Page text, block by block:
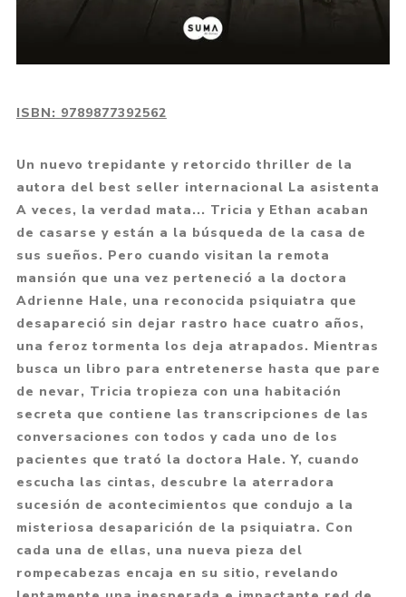
ISBN: 9789877392562
Un nuevo trepidante y retorcido thriller de la
autora del best seller internacional La asistenta
A veces, la verdad mata... Tricia y Ethan acaban
de casarse y están a la búsqueda de la casa de
sus sueños. Pero cuando visitan la remota
mansión que una vez perteneció a la doctora
Adrienne Hale, una reconocida psiquiatra que
desapareció sin dejar rastro hace cuatro años,
una feroz tormenta los deja atrapados. Mientras
busca un libro para entretenerse hasta que pare
de nevar, Tricia tropieza con una habitación
secreta que contiene las transcripciones de las
conversaciones con todos y cada uno de los
pacientes que trató la doctora Hale. Y, cuando
escucha las cintas, descubre la aterradora
sucesión de acontecimientos que condujo a la
misteriosa desaparición de la psiquiatra. Con
cada una de ellas, una nueva pieza del
rompecabezas encaja en su sitio, revelando